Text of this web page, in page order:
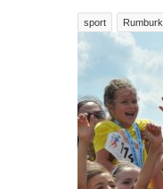
sport Rumburk